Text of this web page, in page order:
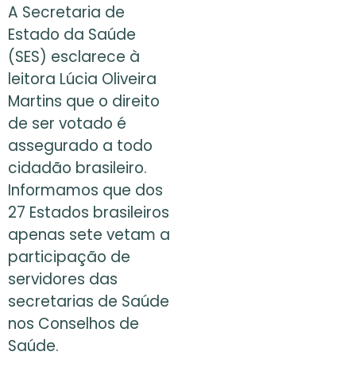
A Secretaria de
Estado da Saúde
(SES) esclarece à
leitora Lúcia Oliveira
Martins que o direito
de ser votado é
assegurado a todo
cidadão brasileiro.
Informamos que dos
27 Estados brasileiros
apenas sete vetam a
participação de
servidores das
secretarias de Saúde
nos Conselhos de
Saúde.